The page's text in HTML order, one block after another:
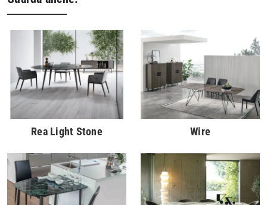
Rea Light Stone Wire